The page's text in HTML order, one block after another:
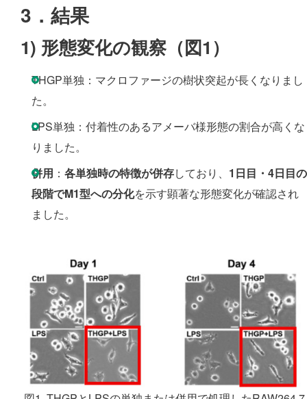
3．結果
1) 形態変化の観察 （図1）
THGP単独：マクロファージの樹状突起が長くなりまし
た。
LPS単独：付着性のあるアメーバ様形態の割合が高くな
りました。
併用 ： 各単独時の特徴が併存しており、 1日目・4日目の
段階でM1型への分化を示す顕著な形態変化が確認され
ました。